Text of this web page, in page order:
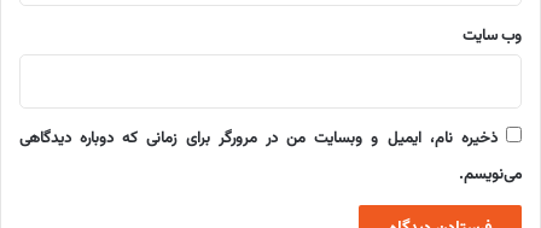
وب‌ سایت
ذخیره نام، ایمیل و وبسایت من در مرورگر برای زمانی که دوباره دیدگاهی
می‌نویسم.